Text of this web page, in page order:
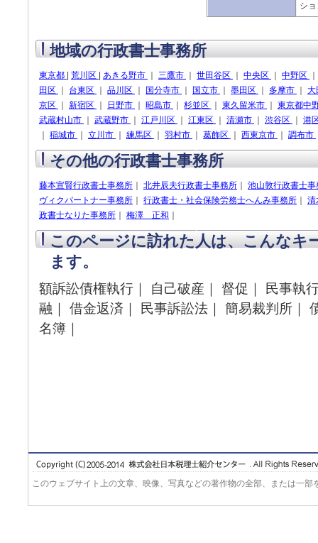
シ
地域の行政書士事務所
東京都 荒川区 あきる野市 三鷹市 世田谷区 中央区 中野区
田区
台東区 品川区 国分寺市 国立市 墨田区 多摩市
京区
新宿区 日野市 昭島市 杉並区 東久留米市
東京都中
武蔵村山市
武蔵野市 江戸川区 江東区 清瀬市 渋谷区
港
稲城市 立川市 練馬区 羽村市 葛飾区 西東京市 調布市
その他の行政書士事務所
藤本宣賢行政書士事務所 北井辰夫行政書士事務所
池山敦行政書士事
ヴィクパートナー事務所
行政書士・社会保険労務士へんみ事務所
清
政書士なりた事務所
梅澤 正和
このページに訪れた人は、こんなキ
ます。
額訴訟債権執行｜ 自己破産｜ 督促｜ 民事執
融｜ 借金返済｜ 民事訴訟法｜ 簡易裁判所｜
名簿｜
このウェブサイト上の文章、映像、写真などの著作物の全部、または一